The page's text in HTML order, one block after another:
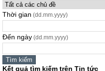
Thời gian (dd.mm.yyyy)
Đến ngày (dd.mm.yyyy)
Kết quả tìm kiếm trên Tin tức